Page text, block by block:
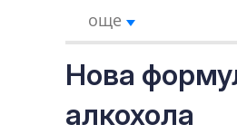
още
Нова
алкохола